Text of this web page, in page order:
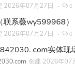
2026年07月27日 0
系薇wy599968）
2026年07月27日 0
com实体现
创建 2026年07